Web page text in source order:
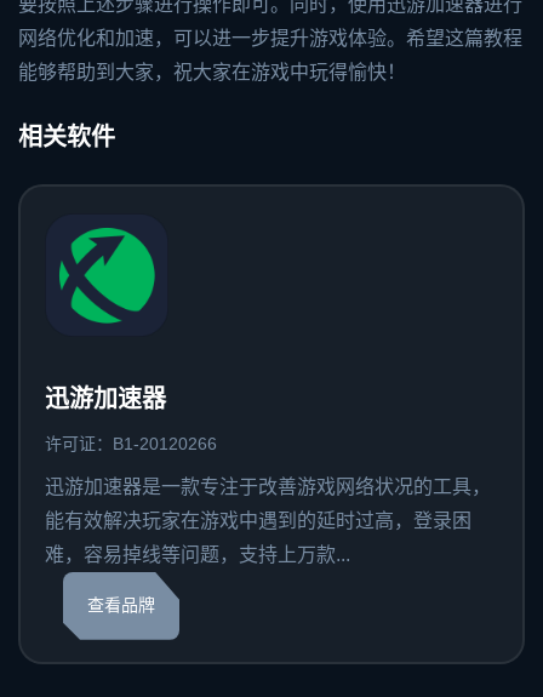
要按照上述步骤进行操作即可。同时，使用迅游加速器进行
网络优化和加速，可以进一步提升游戏体验。希望这篇教程
能够帮助到大家，祝大家在游戏中玩得愉快！
相关软件
迅游加速器
许可证：B1-20120266
迅游加速器是一款专注于改善游戏网络状况的工具，
能有效解决玩家在游戏中遇到的延时过高，登录困
难，容易掉线等问题，支持上万款...
查看品牌